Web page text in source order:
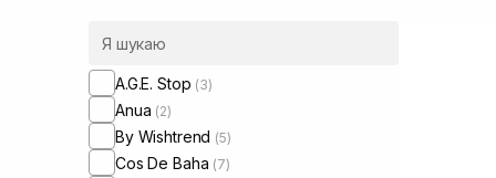
A.G.E. Stop (3)
Anua (2)
By Wishtrend (5)
Cos De Baha (7)